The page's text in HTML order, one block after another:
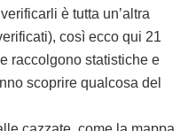
è tutta un’altra
così ecco qui 21
raccolgono statistiche e
scoprire qualcosa del